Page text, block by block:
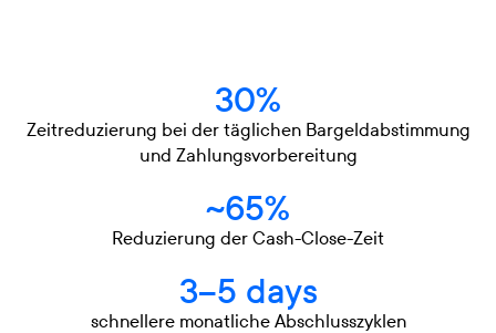
30%
Zeitreduzierung bei der täglichen Bargeldabstimmung
und Zahlungsvorbereitung
~65%
Reduzierung der Cash-Close-Zeit
3–5 days
schnellere monatliche Abschlusszyklen